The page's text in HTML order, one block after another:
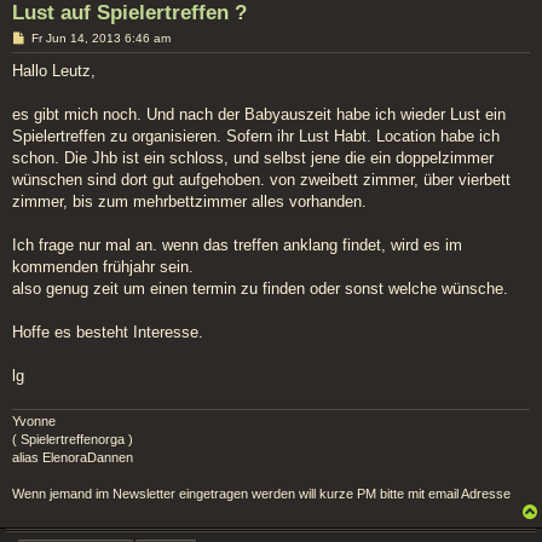
Lust auf Spielertreffen ?
B
e
i
t
a
g
Fr Jun 14, 2013 6:46 am
Hallo Leutz,
es gibt mich noch. Und nach der Babyauszeit habe ich wieder Lust ein
Spielertreffen zu organisieren. Sofern ihr Lust Habt. Location habe ich
schon. Die Jhb ist ein schloss, und selbst jene die ein doppelzimmer
wünschen sind dort gut aufgehoben. von zweibett zimmer, über vierbett
zimmer, bis zum mehrbettzimmer alles vorhanden.
Ich frage nur mal an. wenn das treffen anklang findet, wird es im
kommenden frühjahr sein.
also genug zeit um einen termin zu finden oder sonst welche wünsche.
Hoffe es besteht Interesse.
lg
Yvonne
( Spielertreffenorga )
alias ElenoraDannen
Wenn jemand im Newsletter eingetragen werden will kurze PM bitte mit email Adresse